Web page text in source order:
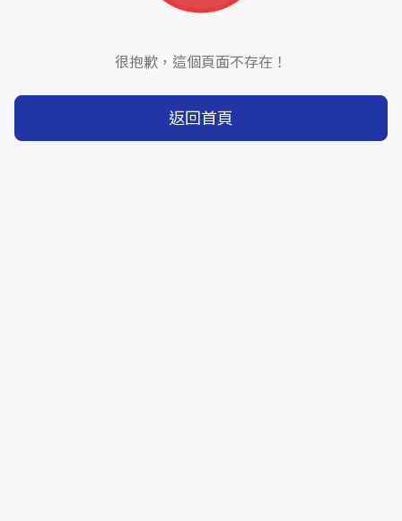
很抱歉，這個頁面不存在！
返回首頁